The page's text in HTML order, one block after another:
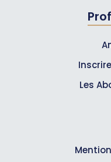
Les